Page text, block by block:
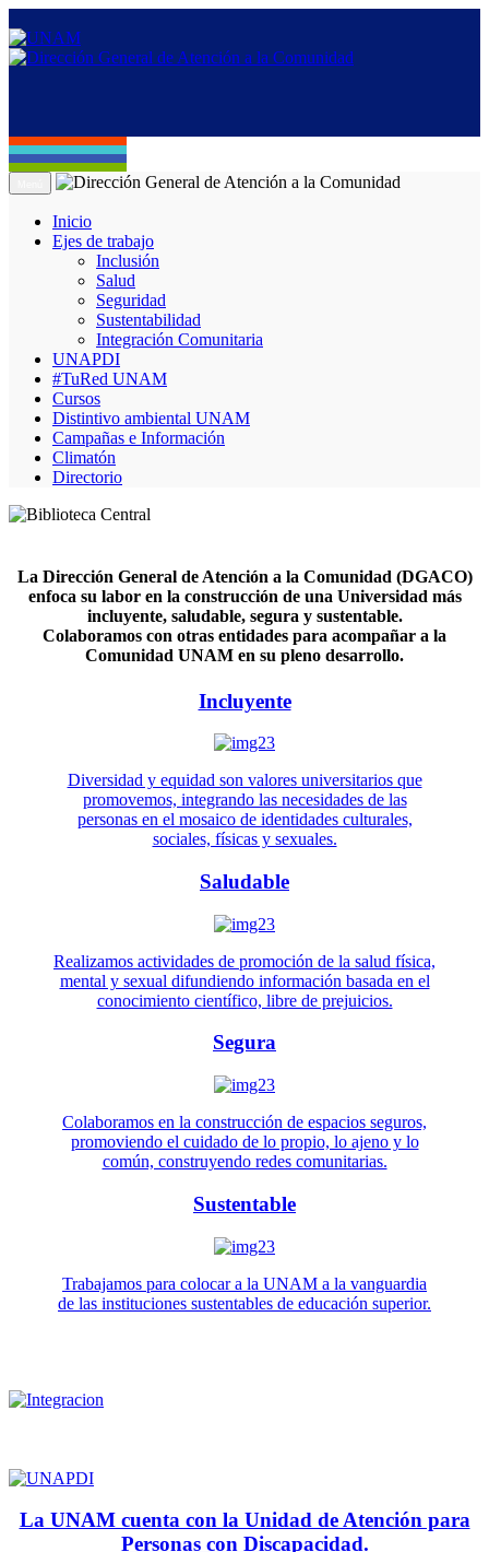
Inicio
Ejes de trabajo
Inclusión
Salud
Seguridad
Sustentabilidad
Integración Comunitaria
UNAPDI
#TuRed UNAM
Cursos
Distintivo ambiental UNAM
Campañas e Información
Climatón
Directorio
La Dirección General de Atención a la Comunidad (DGACO)
enfoca su labor en la construcción de una Universidad más
incluyente, saludable, segura y sustentable.
Colaboramos con otras entidades para acompañar a la
Comunidad UNAM en su pleno desarrollo.
Incluyente
Diversidad y equidad son valores universitarios que
promovemos, integrando las necesidades de las
personas en el mosaico de identidades culturales,
sociales, físicas y sexuales.
Saludable
Realizamos actividades de promoción de la salud física,
mental y sexual difundiendo información basada en el
conocimiento científico, libre de prejuicios.
Segura
Colaboramos en la construcción de espacios seguros,
promoviendo el cuidado de lo propio, lo ajeno y lo
común, construyendo redes comunitarias.
Sustentable
Trabajamos para colocar a la UNAM a la vanguardia
de las instituciones sustentables de educación superior.
La UNAM cuenta con la Unidad de Atención para
Personas con Discapacidad.